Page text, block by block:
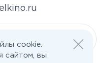
cookie.
сайтом, вы